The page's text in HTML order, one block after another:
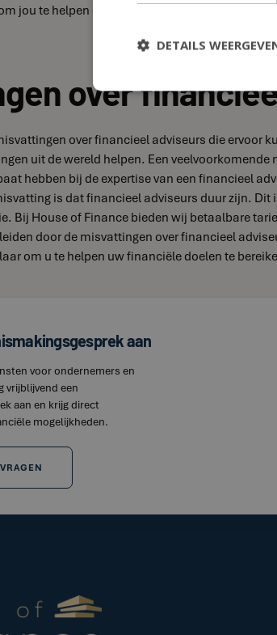
jou te helpen de juiste keuzes te maken.
over
over financieel adviseurs die ervoor
uit de wereld helpen. Een
hebben bij de expertise van een financieel
is dat financieel adviseurs duur zijn.
Bij House of Finance bieden wij betaalbare
door de misvattingen over financieel
om u te helpen uw financiële doelen te
aan
voor ondernemers en
vrijblijvend een
aan en krijg direct
mogelijkheden.
DETAILS